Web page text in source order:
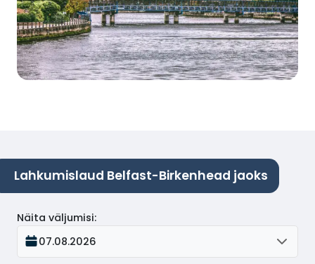
Lahkumislaud Belfast-Birkenhead jaoks
Näita väljumisi:
07.08.2026